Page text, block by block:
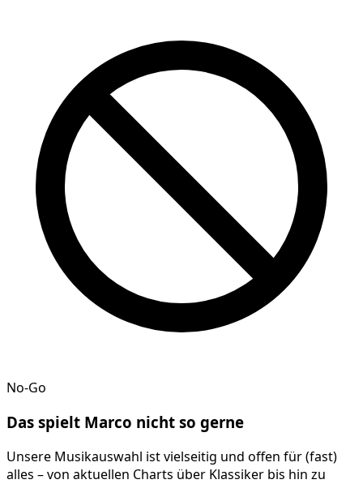
No-Go
Das spielt Marco nicht so gerne
Unsere Musikauswahl ist vielseitig und offen für (fast)
alles – von aktuellen Charts über Klassiker bis hin zu